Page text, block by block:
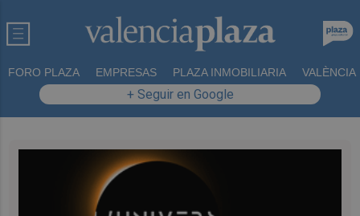
FORO PLAZA EMPRESAS PLAZA INMOBILIARIA VALÈNCIA
+ Seguir en Google